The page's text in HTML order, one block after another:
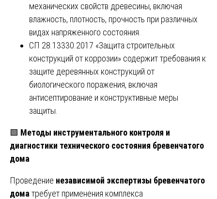
механических свойств древесины, включая
влажность, плотность, прочность при различных
видах напряженного состояния.
СП 28.13330.2017 «Защита строительных
конструкций от коррозии» содержит требования к
защите деревянных конструкций от
биологического поражения, включая
антисептирование и конструктивные меры
защиты.
🟩 Методы инструментального контроля и
диагностики технического состояния бревенчатого
дома
Проведение независимой экспертизы бревенчатого
дома требует применения комплекса